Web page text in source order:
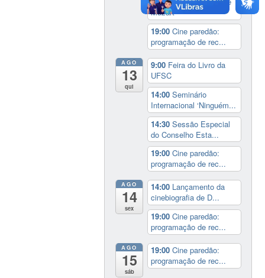
Muzart
19:00Cine paredão:
programação de rec...
AGO
13
qui
9:00 Feira do Livro da
UFSC
14:00Seminário
Internacional ‘Ninguém...
14:30Sessão Especial
do Conselho Esta...
19:00Cine paredão:
programação de rec...
AGO
14
sex
14:00 Lançamento da
cinebiografia de D...
19:00Cine paredão:
programação de rec...
AGO
15
sáb
19:00Cine paredão:
programação de rec...